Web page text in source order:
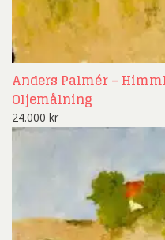
Anders Palmér –
Oljemålning
24.000 kr